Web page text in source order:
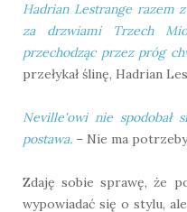
Hadrian Lestrange razem
za drzwiami Trzech
przechodząc przez próg
przełykał ślinę, Hadrian
Neville'owi nie spodobał
postawa. – Nie ma
Zdaję sobie sprawę, że
wypowiadać się o stylu,